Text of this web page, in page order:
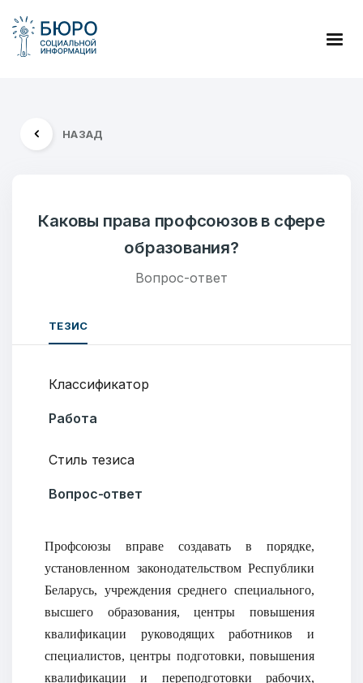
НАЗАД
Каковы права профсоюзов в сфере
образования?
Вопрос-ответ
ТЕЗИС
Классификатор
Работа
Стиль тезиса
Вопрос-ответ
Профсоюзы вправе создавать в порядке,
установленном законодательством Республики
Беларусь, учреждения среднего специального,
высшего образования, центры повышения
квалификации руководящих работников и
специалистов, центры подготовки, повышения
квалификации и переподготовки рабочих,